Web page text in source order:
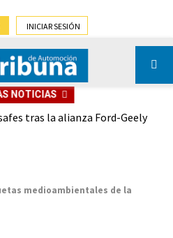
INICIAR SESIÓN
NOTICIAS
tras la alianza Ford-Geely
medioambientales de la